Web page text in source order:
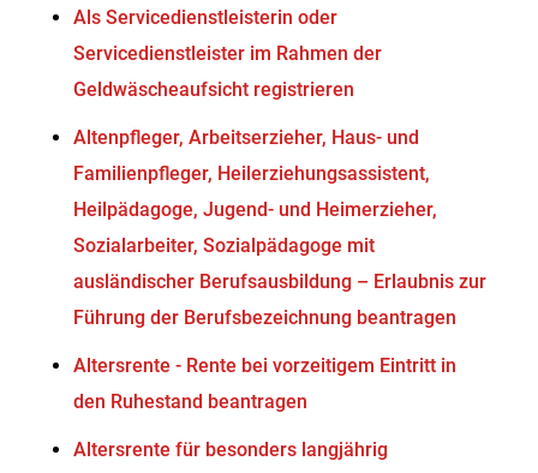
Als Servicedienstleisterin oder
Servicedienstleister im Rahmen der
Geldwäscheaufsicht registrieren
Altenpfleger, Arbeitserzieher, Haus- und
Familienpfleger, Heilerziehungsassistent,
Heilpädagoge, Jugend- und Heimerzieher,
Sozialarbeiter, Sozialpädagoge mit
ausländischer Berufsausbildung – Erlaubnis zur
Führung der Berufsbezeichnung beantragen
Altersrente - Rente bei vorzeitigem Eintritt in
den Ruhestand beantragen
Altersrente für besonders langjährig